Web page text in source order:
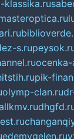
klassika.ru
s.ru
ocenka-
pik-
olymp-clan.ru
allkmv.ru
edemvgelen.ru